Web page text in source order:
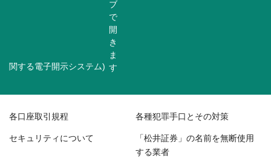
関する電子開示システム)
各口座取引規程 各種犯罪手口とその対策
セキュリティについて 「松井証券」の名前を無断使用
する業者